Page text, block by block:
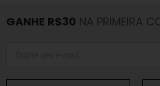
GANHE R$30 NA PRIMEIRA